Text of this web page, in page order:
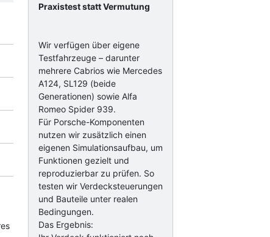
Praxistest statt Vermutung
Wir verfügen über eigene
Testfahrzeuge – darunter
mehrere Cabrios wie Mercedes
A124, SL129 (beide
Generationen) sowie Alfa
Romeo Spider 939.
Für Porsche-Komponenten
nutzen wir zusätzlich einen
eigenen Simulationsaufbau, um
Funktionen gezielt und
reproduzierbar zu prüfen. So
testen wir Verdecksteuerungen
und Bauteile unter realen
Bedingungen.
Das Ergebnis: